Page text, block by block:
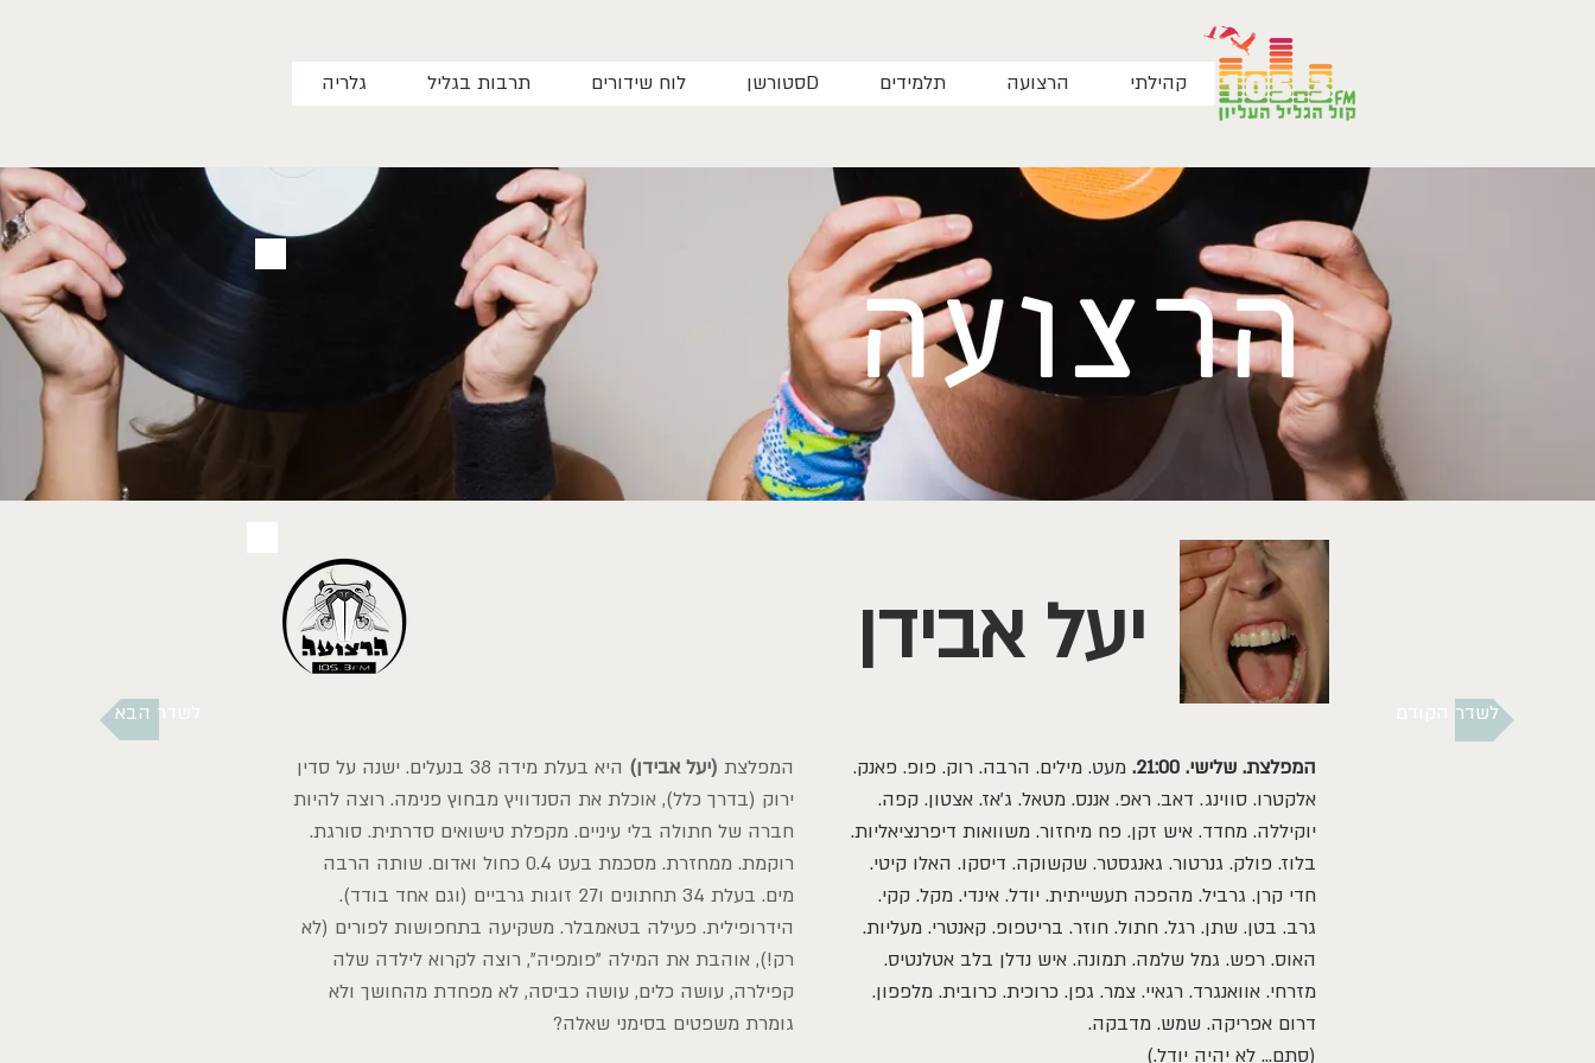
גלריה תרבות בגליל לוח שידורים סטורשןD תלמידים הרצועה קהילתי
לשדר הבא
יעל אבידן
המפלצת (יעל אבידן)
היא בעלת מידה 38 בנעלים. ישנה על סדין
ירוק (בדרך כלל), אוכלת את הסנדוויץ מבחוץ פנימה. רוצה להיות
חברה של חתולה בלי עיניים. מקפלת טישואים סדרתית. סורגת.
רוקמת. ממחזרת. מסכמת בעט 0.4 כחול ואדום. שותה הרבה
מים. בעלת 34 תחתונים ו27 זוגות גרביים (וגם אחד בודד).
הידרופילית. פעילה בטאמבלר. משקיעה בתחפושות לפורים (לא
רק!), אוהבת את המילה "פומפיה", רוצה לקרוא לילדה שלה
קפילרה, עושה כלים, עושה כביסה, לא מפחדת מהחושך ולא
גומרת משפטים בסימני שאלה?
המפלצת. שלישי. 21:00.
מעט. מילים. הרבה. רוק. פופ. פאנק.
אלקטרו. סווינג. דאב. ראפ. אננס. מטאל. ג'אז. אצטון. קפה.
יוקיללה. מחדד. איש זקן. פח מיחזור. משוואות דיפרנציאליות.
בלוז. פולק. גנרטור. גאנגסטר. שקשוקה. דיסקו. האלו קיטי.
חדי קרן. גרביל. מהפכה תעשייתית. יודל. אינדי. מקל. קקי.
גרב. בטן. שתן. רגל. חתול. חוזר. בריטפופ. קאנטרי. מעליות.
האוס. רפש. גמל שלמה. תמונה. איש נדלן בלב אטלנטיס.
מזרחי. אוואנגרד. רגאיי. צמר. גפן. כרוכית. כרובית. מלפפון.
דרום אפריקה. שמש. מדבקה.
(סתם... לא יהיה יודל.)
לשדר הקודם